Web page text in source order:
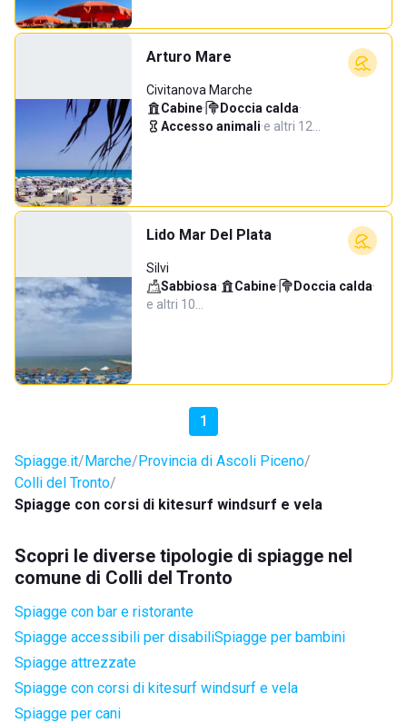
Arturo Mare
Civitanova Marche
Cabine· Doccia calda·
Accesso animali·e altri 12…
Lido Mar Del Plata
Silvi
Sabbiosa· Cabine· Doccia calda·
e altri 10…
1
Spiagge.it Marche Provincia di Ascoli Piceno
Colli del Tronto
Spiagge con corsi di kitesurf windsurf e vela
Scopri le diverse tipologie di spiagge nel
comune di Colli del Tronto
Spiagge con bar e ristorante
Spiagge accessibili per disabiliSpiagge per bambini
Spiagge attrezzate
Spiagge con corsi di kitesurf windsurf e vela
Spiagge per cani